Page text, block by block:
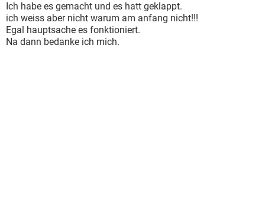
Ich habe es gemacht und es hatt geklappt.
ich weiss aber nicht warum am anfang nicht!!!
Egal hauptsache es fonktioniert.
Na dann bedanke ich mich.